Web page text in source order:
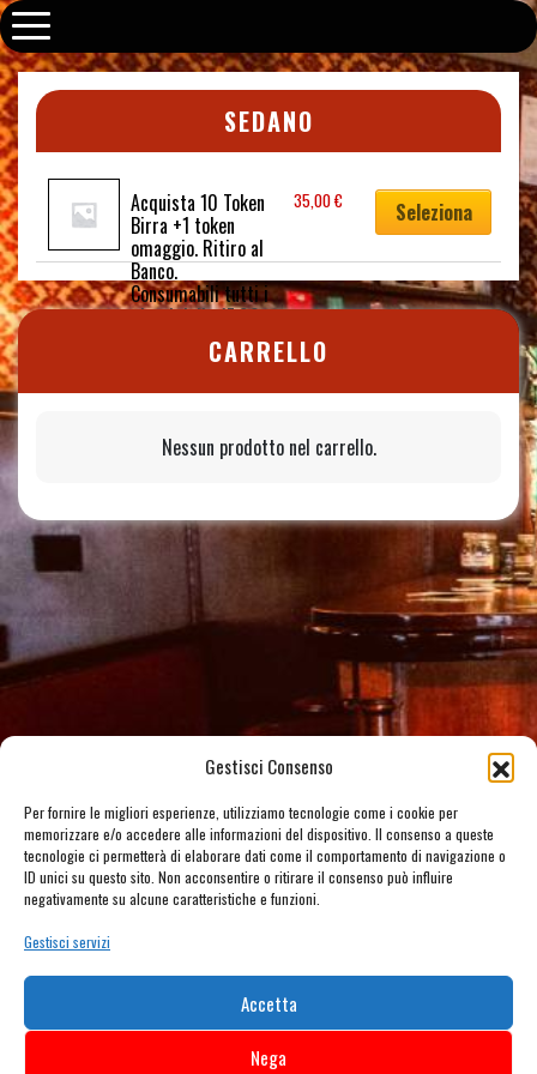
Gestisci Consenso
Per fornire le migliori esperienze, utilizziamo tecnologie come i cookie per
memorizzare e/o accedere alle informazioni del dispositivo. Il consenso a queste
tecnologie ci permetterà di elaborare dati come il comportamento di navigazione o
ID unici su questo sito. Non acconsentire o ritirare il consenso può influire
negativamente su alcune caratteristiche e funzioni.
Gestisci servizi
Accetta
Nega
Old Fox Pub
SEDANO
Acquista 10 Token
Birra +1 token
omaggio. Ritiro al
Banco.
Consumabili tutti i
giorni dalle 17.00
35,00€ Seleziona
CARRELLO
Nessun prodotto nel carrello.